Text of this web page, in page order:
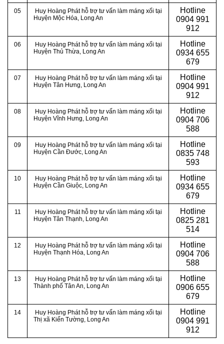
05
Huy Hoàng Phát hỗ trợ tư vấn làm máng xối tại
Huyện Mộc Hóa, Long An
Hotline
0904 991
912
06
Huy Hoàng Phát hỗ trợ tư vấn làm máng xối tại
Huyện Thủ Thừa, Long An
Hotline
0934 655
679
07
Huy Hoàng Phát hỗ trợ tư vấn làm máng xối tại
Huyện Tân Hưng, Long An
Hotline
0904 991
912
08
Huy Hoàng Phát hỗ trợ tư vấn làm máng xối tại
Huyện Vĩnh Hưng, Long An
Hotline
0904 706
588
09
Huy Hoàng Phát hỗ trợ tư vấn làm máng xối tại
Huyện Cần Đước, Long An
Hotline
0835 748
593
10
Huy Hoàng Phát hỗ trợ tư vấn làm máng xối tại
Huyện Cần Giuộc, Long An
Hotline
0934 655
679
11
Huy Hoàng Phát hỗ trợ tư vấn làm máng xối tại
Huyện Tân Thạnh, Long An
Hotline
0825 281
514
12
Huy Hoàng Phát hỗ trợ tư vấn làm máng xối tại
Huyện Thạnh Hóa, Long An
Hotline
0904 706
588
13
Huy Hoàng Phát hỗ trợ tư vấn làm máng xối tại
Thành phố Tân An, Long An
Hotline
0906 655
679
14
Huy Hoàng Phát hỗ trợ tư vấn làm máng xối tại
Thị xã Kiến Tường, Long An
Hotline
0904 991
912